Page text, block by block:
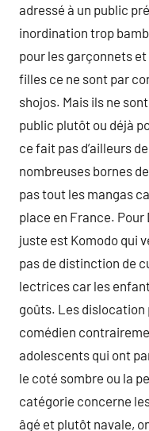
adressé à un public
inordination trop
pour les garçonnets
filles ce ne sont par
shojos. Mais ils ne
public plutôt ou déjà
ce fait pas d’ailleurs
nombreuses bornes
pas tout les mangas
place en France.
juste est Komodo qui
pas de distinction de
lectrices car les
goûts. Les dislocation
comédien
adolescents qui ont
le coté sombre ou la
catégorie concerne
âgé et plutôt navale,